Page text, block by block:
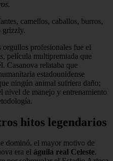
.
camellos, caballos, burros,
grizzly.
orgullos profesionales fue el
, película multipremiada que
Casanova relataba que
estadounidense
ningún animal sufriera daño;
nivel de manejo y entrenamiento
hitos legendarios
dominó, el mayor motivo de
era el águila real Celeste.